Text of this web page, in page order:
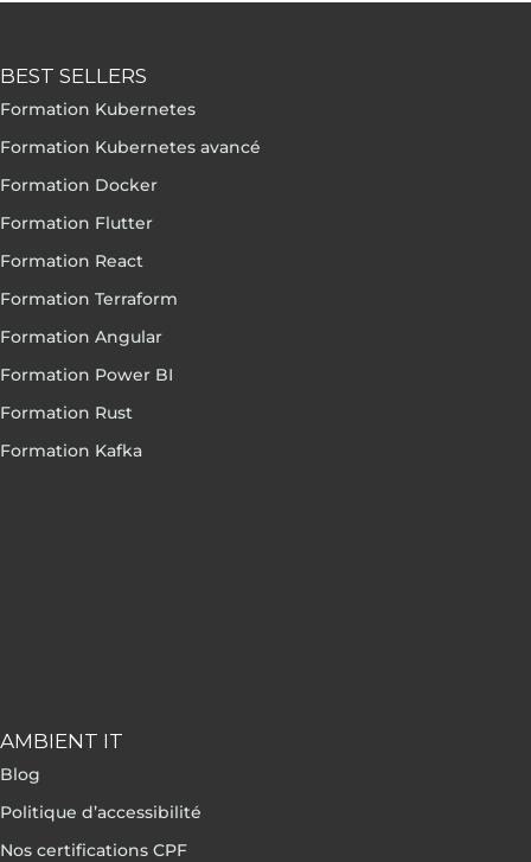
BEST SELLERS
Formation Kubernetes
Formation Kubernetes avancé
Formation Docker
Formation Flutter
Formation React
Formation Terraform
Formation Angular
Formation Power BI
Formation Rust
Formation Kafka
AMBIENT IT
Blog
Politique d’accessibilité
Nos certifications CPF